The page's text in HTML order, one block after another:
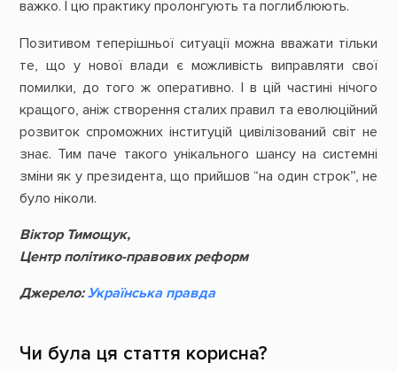
важко. І цю практику пролонгують та поглиблюють.
Позитивом теперішньої ситуації можна вважати тільки
те, що у нової влади є можливість виправляти свої
помилки, до того ж оперативно. І в цій частині нічого
кращого, аніж створення сталих правил та еволюційний
розвиток спроможних інституцій цивілізований світ не
знає. Тим паче такого унікального шансу на системні
зміни як у президента, що прийшов “на один строк”, не
було ніколи.
Віктор Тимощук,
Центр політико-правових реформ
Джерело:Українська правда
Чи була ця стаття корисна?